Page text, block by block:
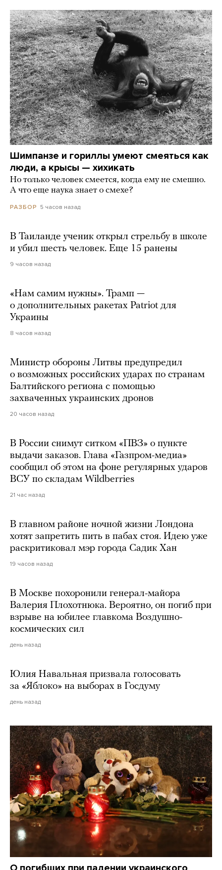
Шимпанзе и гориллы умеют смеяться как
люди, а крысы — хихикать
Но только человек смеется, когда ему не смешно.
А что еще наука знает о смехе?
РАЗБОР 5 часов назад
В Таиланде ученик открыл стрельбу в школе
и убил шесть человек. Еще 15 ранены
9 часов назад
«Нам самим нужны». Трамп —
о дополнительных ракетах Patriot для
Украины
8 часов назад
Министр обороны Литвы предупредил
о возможных российских ударах по странам
Балтийского региона с помощью
захваченных украинских дронов
20 часов назад
В России снимут ситком «ПВЗ» о пункте
выдачи заказов. Глава «Газпром-медиа»
сообщил об этом на фоне регулярных ударов
ВСУ по складам Wildberries
21 час назад
В главном районе ночной жизни Лондона
хотят запретить пить в пабах стоя. Идею уже
раскритиковал мэр города Садик Хан
19 часов назад
В Москве похоронили генерал-майора
Валерия Плохотнюка. Вероятно, он погиб при
взрыве на юбилее главкома Воздушно-
космических сил
день назад
Юлия Навальная призвала голосовать
за «Яблоко» на выборах в Госдуму
день назад